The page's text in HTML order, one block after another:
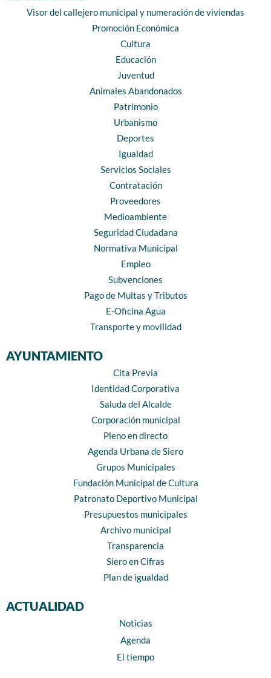
Visor del callejero municipal y numeración de viviendas
Promoción Económica
Cultura
Educación
Juventud
Animales Abandonados
Patrimonio
Urbanismo
Deportes
Igualdad
Servicios Sociales
Contratación
Proveedores
Medioambiente
Seguridad Ciudadana
Normativa Municipal
Empleo
Subvenciones
Pago de Multas y Tributos
E-Oficina Agua
Transporte y movilidad
AYUNTAMIENTO
Cita Previa
Identidad Corporativa
Saluda del Alcalde
Corporación municipal
Pleno en directo
Agenda Urbana de Siero
Grupos Municipales
Fundación Municipal de Cultura
Patronato Deportivo Municipal
Presupuestos municipales
Archivo municipal
Transparencia
Siero en Cifras
Plan de igualdad
ACTUALIDAD
Noticias
Agenda
El tiempo